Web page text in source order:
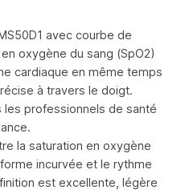
avec courbe de
oxygène du sang (SpO2)
cardiaque en même temps
à travers le doigt.
les professionnels de santé
la saturation en oxygène
incurvée et le rythme
est excellente, légère